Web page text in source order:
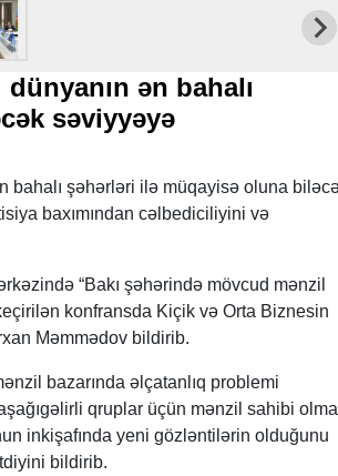
ən bahalı
səviyyəyə
bahalı şəhərləri ilə müqayisə oluna
baxımından cəlbediciliyini və
“Bakı şəhərində mövcud mənzil
konfransda Kiçik və Orta Biznesin
Məmmədov bildirib.
bazarında əlçatanlıq problemi
qruplar üçün mənzil sahibi olma
inkişafında yeni gözləntilərin olduğunu
bildirib.